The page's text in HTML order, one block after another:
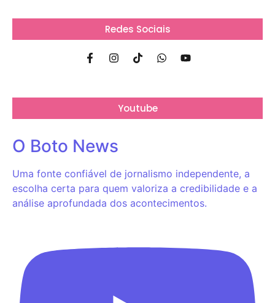
Redes Sociais
Youtube
O Boto News
Uma fonte confiável de jornalismo independente, a
escolha certa para quem valoriza a credibilidade e a
análise aprofundada dos acontecimentos.